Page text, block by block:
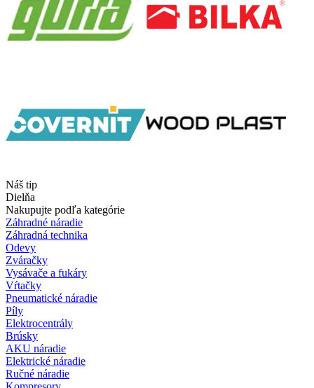
Náš tip
Dielňa
Nakupujte podľa kategórie
Záhradné náradie
Záhradná technika
Odevy
Zváračky
Vysávače a fukáry
Vŕtačky
Pneumatické náradie
Píly
Elektrocentrály
Brúsky
AKU náradie
Elektrické náradie
Ručné náradie